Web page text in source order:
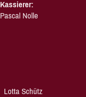
Kassierer:
Pascal Nolle
Lotta Schütz